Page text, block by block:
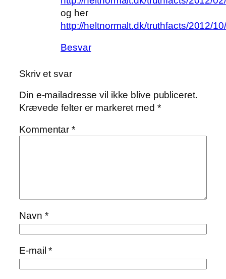
og her
http://heltnormalt.dk/truthfacts/2012/
Besvar
Skriv et svar
Din e-mailadresse vil ikke blive publiceret.
Krævede felter er markeret med *
Kommentar*
Navn *
E-mail*